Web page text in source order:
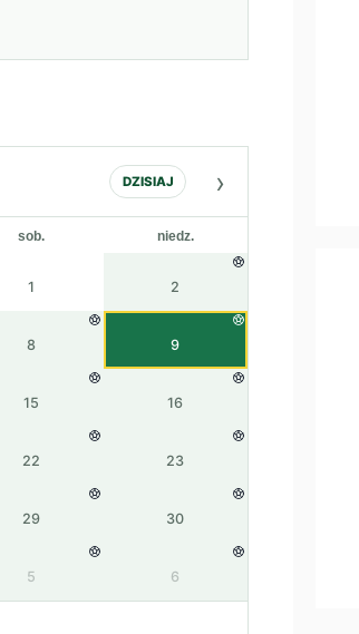
DZISIAJ ›
sob. niedz.
1 2
8 9
15 16
22 23
29 30
5 6